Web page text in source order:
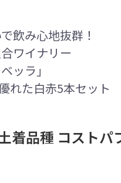
飲み心地抜群！
ワイナリー
ッラ」
れた白赤5本セット
着品種 コストパ